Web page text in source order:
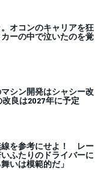
オコンのキャリアを狂
ーの中で泣いたのを覚
シン開発はシャシー改
良は2027年に予定
線を参考にせよ！ レー
ふたりのドライバーに
いは模範的だ」